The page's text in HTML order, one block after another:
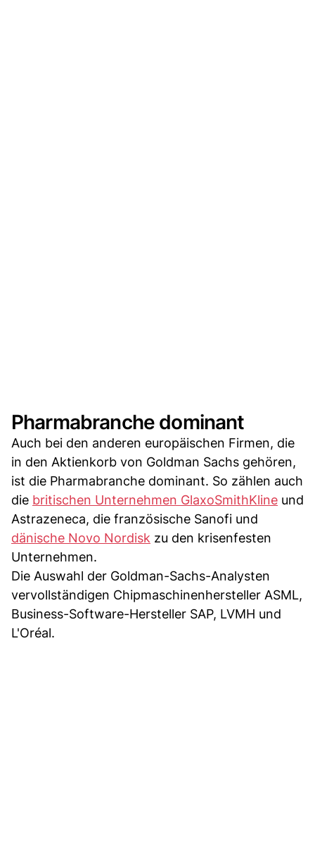
Pharmabranche dominant
Auch bei den anderen europäischen Firmen, die
in den Aktienkorb von Goldman Sachs gehören,
ist die Pharmabranche dominant. So zählen auch
die britischen Unternehmen GlaxoSmithKline und
Astrazeneca, die französische Sanofi und
dänische Novo Nordisk zu den krisenfesten
Unternehmen.
Die Auswahl der Goldman-Sachs-Analysten
vervollständigen Chipmaschinenhersteller ASML,
Business-Software-Hersteller SAP, LVMH und
L'Oréal.